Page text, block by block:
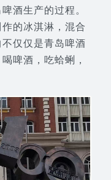
酒生产的过程。
的冰淇淋，混合
仅仅是青岛啤酒
啤酒，吃蛤蜊，